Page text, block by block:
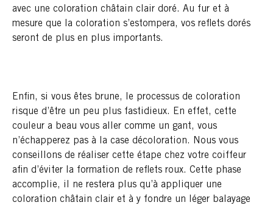
avec une coloration châtain clair doré. Au fur et à
mesure que la coloration s’estompera, vos reflets dorés
seront de plus en plus importants.
Enfin, si vous êtes brune, le processus de coloration
risque d’être un peu plus fastidieux. En effet, cette
couleur a beau vous aller comme un gant, vous
n’échapperez pas à la case décoloration. Nous vous
conseillons de réaliser cette étape chez votre coiffeur
afin d’éviter la formation de reflets roux. Cette phase
accomplie, il ne restera plus qu’à appliquer une
coloration châtain clair et à y fondre un léger balayage